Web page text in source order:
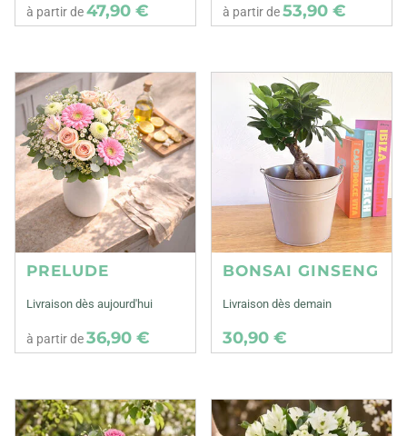
à partir de47,90 € à partir de53,90 €
PRELUDE
Livraison dès aujourd'hui
à partir de36,90 €
BONSAI GINSENG
Livraison dès demain
30,90 €